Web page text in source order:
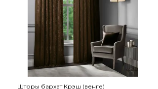
Шторы бархат Крэш (венге)